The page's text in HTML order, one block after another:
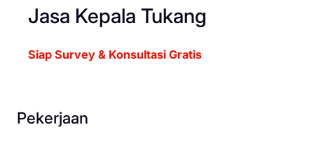
Jasa Kepala Tukang
Siap Survey & Konsultasi Gratis
Pekerjaan